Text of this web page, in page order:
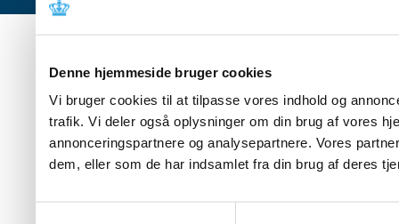
Denne hjemmeside bruger cookies
Vi bruger cookies til at tilpasse vores indhold og
trafik. Vi deler også oplysninger om din brug af vores
annonceringspartnere og analysepartnere. Vores
dem, eller som de har indsamlet fra din brug af deres